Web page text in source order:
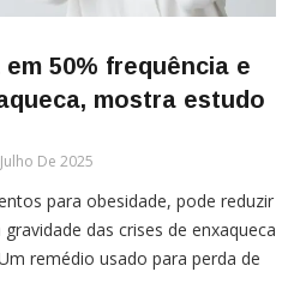
50% frequência e
mostra estudo
De 2025
para obesidade, pode reduzir
das crises de enxaqueca
remédio usado para perda de